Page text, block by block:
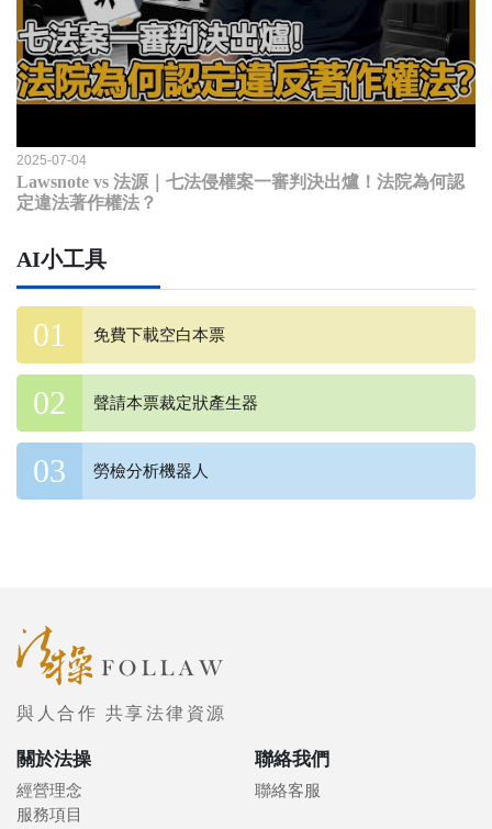
2025-07-04
Lawsnote vs 法源｜七法侵權案一審判決出爐！法院為何認
定違法著作權法？
AI小工具
免費下載空白本票
聲請本票裁定狀產生器
勞檢分析機器人
與人合作 共享法律資源
關於法操
經營理念
服務項目
聯絡我們
聯絡客服